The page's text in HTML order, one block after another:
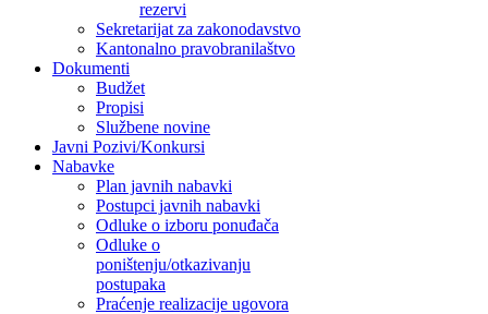
rezervi
Sekretarijat za zakonodavstvo
Kantonalno pravobranilaštvo
Dokumenti
Budžet
Propisi
Službene novine
Javni Pozivi/Konkursi
Nabavke
Plan javnih nabavki
Postupci javnih nabavki
Odluke o izboru ponuđača
Odluke o
poništenju/otkazivanju
postupaka
Praćenje realizacije ugovora